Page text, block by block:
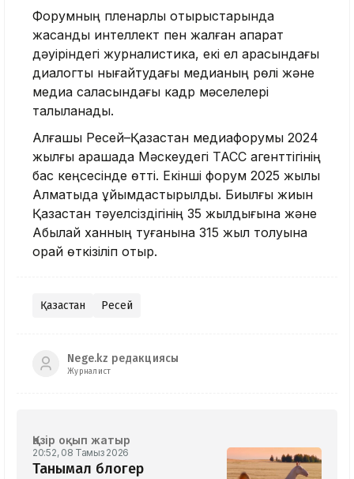
Форумның пленарлық отырыстарында
жасанды интеллект пен жалған ақпарат
дәуіріндегі журналистика, екі ел арасындағы
диалогты нығайтудағы медианың рөлі және
медиа саласындағы кадр мәселелері
талқыланады.
Алғашқы Ресей–Қазақстан медиафорумы 2024
жылғы қарашада Мәскеудегі ТАСС агенттігінің
бас кеңсесінде өтті. Екінші форум 2025 жылы
Алматыда ұйымдастырылды. Биылғы жиын
Қазақстан тәуелсіздігінің 35 жылдығына және
Абылай ханның туғанына 315 жыл толуына
орай өткізіліп отыр.
Қазақстан Ресей
Nege.kz редакциясы
Журналист
Қазір оқып жатыр
20:52, 08 Тамыз 2026
Танымал блогер